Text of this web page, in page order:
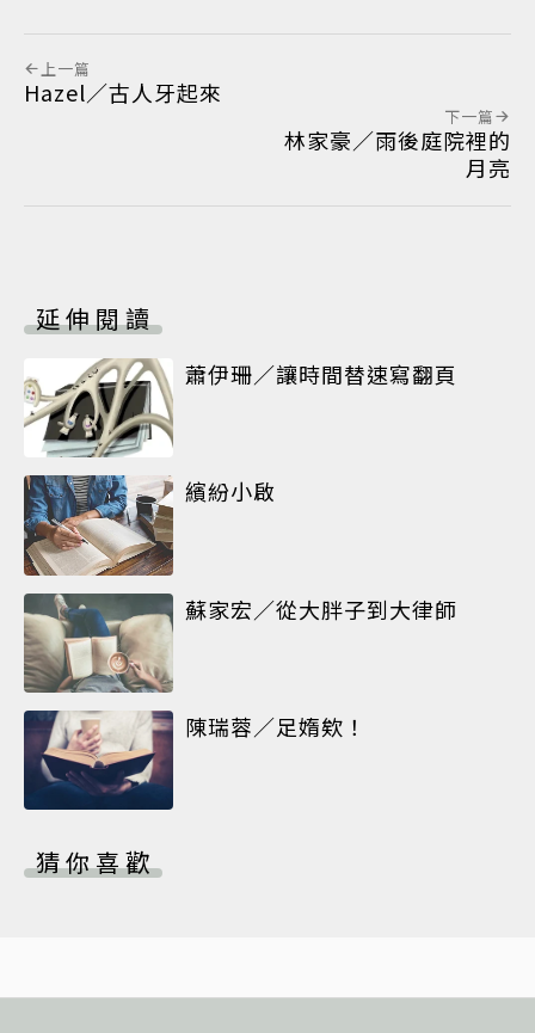
上一篇
Hazel／古人牙起來
下一篇
林家豪／雨後庭院裡的
月亮
延伸閱讀
蕭伊珊／讓時間替速寫翻頁
繽紛小啟
蘇家宏／從大胖子到大律師
陳瑞蓉／足媠欸！
猜你喜歡